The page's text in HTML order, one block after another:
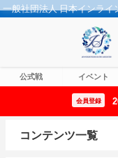
一般社団法人 日本インラ
公式戦 イベント
会員登録
コンテンツ一覧